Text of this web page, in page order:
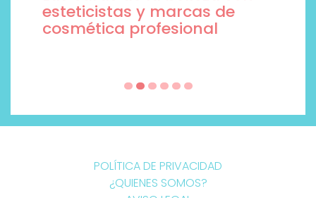
esteticistas y marcas de
cosmética profesional
POLÍTICA DE PRIVACIDAD
¿QUIENES SOMOS?